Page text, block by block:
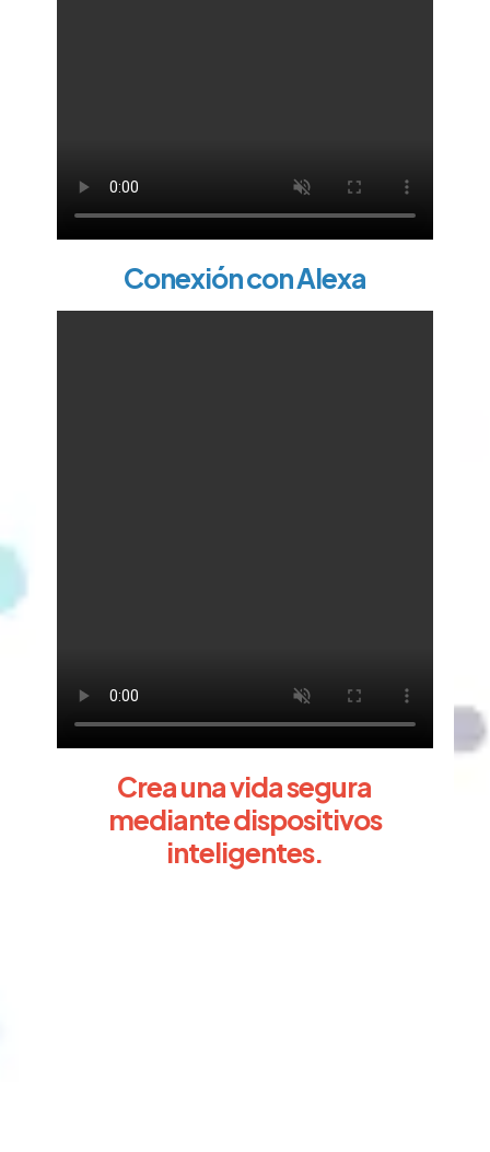
Conexión con Alexa
Crea una vida segura
mediante dispositivos
inteligentes.